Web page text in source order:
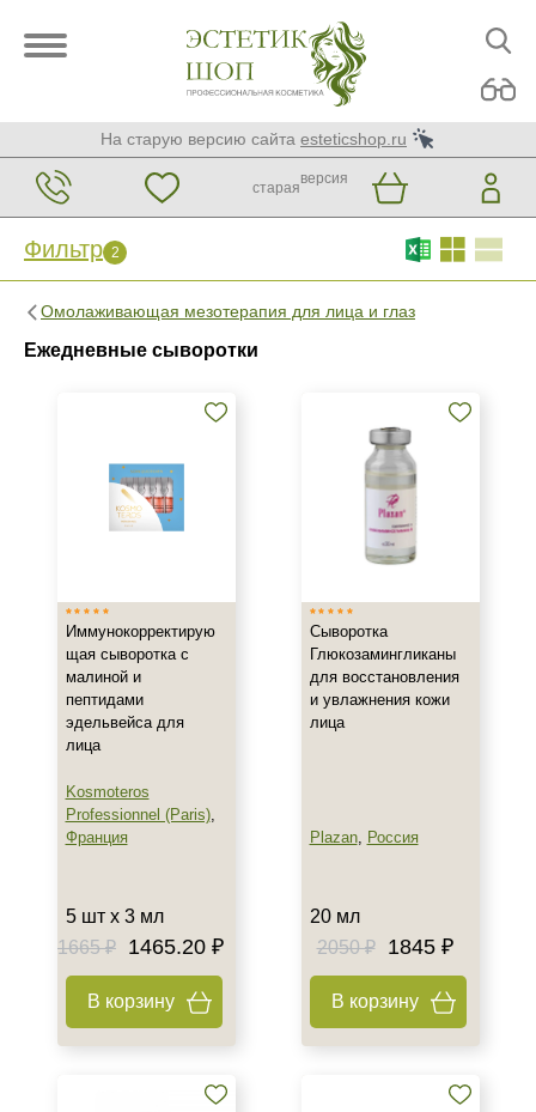
На старую версию сайта esteticshop.ru
старая
версия
Фильтр 2
Омолаживающая мезотерапия для лица и глаз
Ежедневные сыворотки
Фильтр 2 Сброс
Показать еще
Тип товара
Сыворотка
Биоревитализант
Показать еще
Класс косметики
Профессиональная
Универсальная
Тип кожи
Иммунокорректирую
щая сыворотка с
малиной и
пептидами
эдельвейса для
лица
Kosmoteros
Professionnel (Paris),
Франция
5 шт х 3 мл
1665 ₽
1465.20 ₽
В корзину
Сыворотка
Глюкозамингликаны
для восстановления
и увлажнения кожи
лица
Plazan, Россия
20 мл
2050 ₽
1845 ₽
В корзину